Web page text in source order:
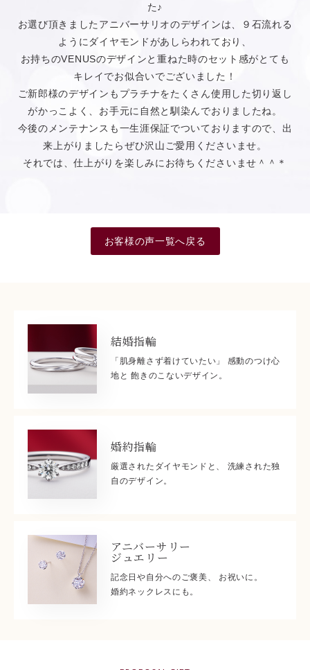
た♪
お選び頂きましたアニバーサリオのデザインは、９石流れる
ようにダイヤモンドがあしらわれており、
お持ちのVENUSのデザインと重ねた時のセット感がとても
キレイでお似合いでございました！
ご新郎様のデザインもプラチナをたくさん使用した切り返し
がかっこよく、お手元に自然と馴染んでおりましたね。
今後のメンテナンスも一生涯保証でついておりますので、出
来上がりましたらぜひ沢山ご愛用くださいませ。
それでは、仕上がりを楽しみにお待ちくださいませ＾＾＊
お客様の声一覧へ戻る
結婚指輪
「肌身離さず着けていたい」 感動のつけ心
地と 飽きのこないデザイン。
婚約指輪
厳選されたダイヤモンドと、 洗練された独
自のデザイン。
アニバーサリー
ジュエリー
記念日や自分へのご褒美、 お祝いに。
婚約ネックレスにも。